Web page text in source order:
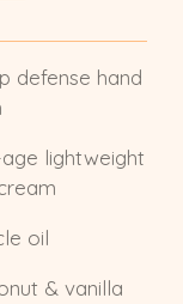
defense hand
lightweight
oil
& vanilla